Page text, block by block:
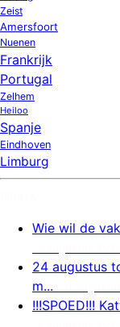
Zeist
Amersfoort
Nuenen
Frankrijk
Portugal
Zelhem
Heiloo
Spanje
Eindhoven
Limburg
Wie wil de
24 augustus
m...
!!!SPOED!!!